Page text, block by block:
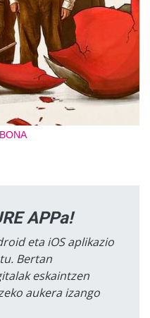
APPa!
eta iOS aplikazio
Bertan
eskaintzen
aukera izango